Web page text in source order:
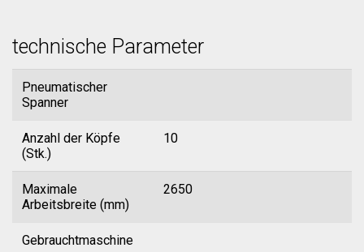
technische Parameter
Pneumatischer
Spanner
Anzahl der Köpfe
(Stk.)
10
Maximale
Arbeitsbreite (mm)
2650
Gebrauchtmaschine